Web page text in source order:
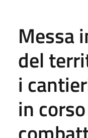
Messa
del
i
in